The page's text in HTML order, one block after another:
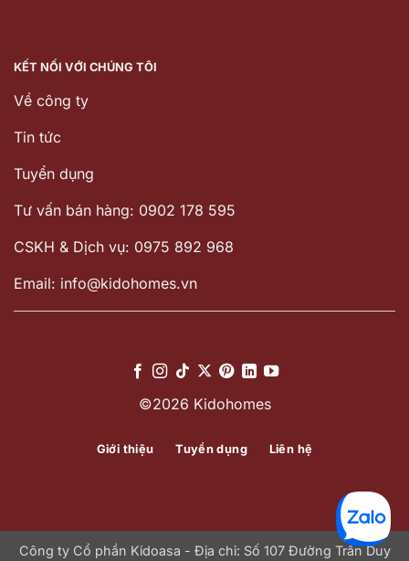
KẾT NỐI VỚI CHÚNG TÔI
Về công ty
Tin tức
Tuyển dụng
Tư vấn bán hàng: 0902 178 595
CSKH & Dịch vụ: 0975 892 968
Email: info@kidohomes.vn
©2026 Kidohomes
Giới thiệu Tuyển dụng Liên hệ
Công ty Cổ phần Kidoasa - Địa chỉ: Số 107 Đường Trần Duy